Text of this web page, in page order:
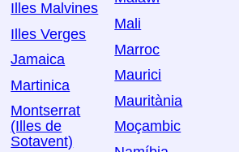
Illes Malvines
Illes Verges
Jamaica
Martinica
Montserrat
(Illes de
Sotavent)
Mali
Marroc
Maurici
Mauritània
Moçambic